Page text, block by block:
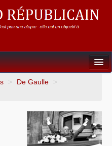
!
> De Gaulle
>